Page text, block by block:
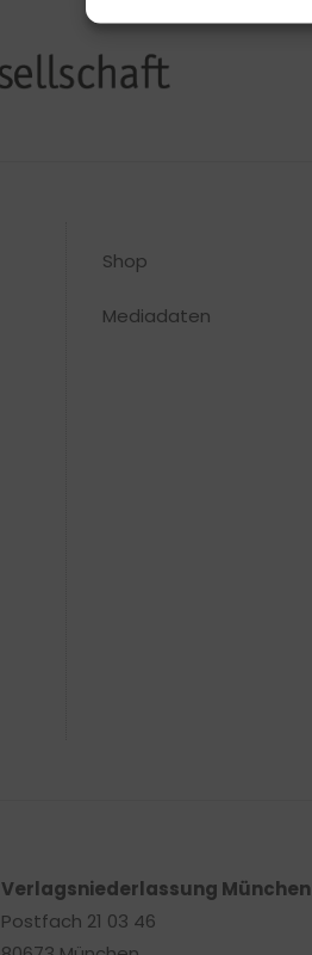
Shop
Mediadaten
Verlagsniederlassung München
Postfach 21 03 46